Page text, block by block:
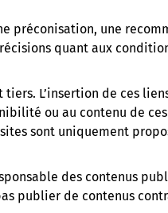
préconisation, une
quant aux
L’insertion de ces
ou au contenu de
sont uniquement
des contenus
publier de contenus